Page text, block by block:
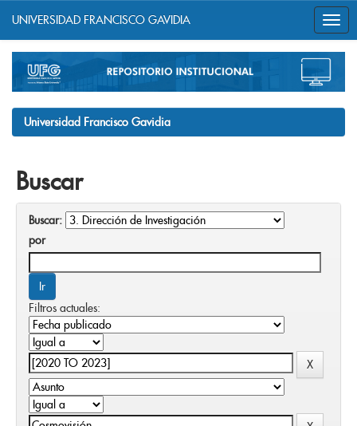
navigation
UNIVERSIDAD FRANCISCO GAVIDIA
Universidad Francisco Gavidia
Buscar
Buscar:
por
Filtros actuales: